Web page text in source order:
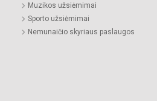
Muzikos užsiėmimai
Sporto užsiėmimai
Nemunaičio skyriaus paslaugos